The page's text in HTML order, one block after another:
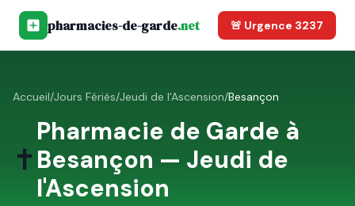
pharmacies-de-garde.net 🚨 Urgence 3237
Accueil/Jours Fériés/Jeudi de l'Ascension/Besançon
✝️
Pharmacie de Garde à
Besançon — Jeudi de
l'Ascension